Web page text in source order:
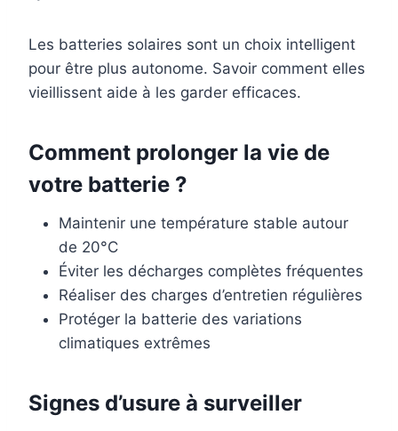
Les batteries solaires sont un choix intelligent
pour être plus autonome. Savoir comment elles
vieillissent aide à les garder efficaces.
Comment prolonger la vie de
votre batterie ?
Maintenir une température stable autour
de 20°C
Éviter les décharges complètes fréquentes
Réaliser des charges d’entretien régulières
Protéger la batterie des variations
climatiques extrêmes
Signes d’usure à surveiller